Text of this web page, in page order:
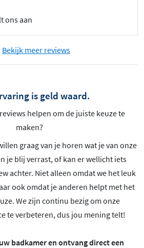
ons aan
Bekijk meer reviews
is geld waard.
helpen om de juiste keuze te
maken?
graag van je horen wat je van onze
je blij verrast, of kan er wellicht iets
achter. Niet alleen omdat we het leuk
ook omdat je anderen helpt met het
We zijn continu bezig om onze
te verbeteren, dus jou mening telt!
badkamer en ontvang direct een